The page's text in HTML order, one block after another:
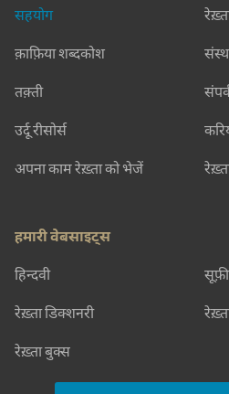
सहयोग
क़ाफ़िया शब्दकोश
तक़्ती
उर्दू रीसोर्स
अपना काम रेख़्ता को भेजें
हमारी वेबसाइट्स
हिन्दवी
रेख़्ता डिक्शनरी
रेख़्ता बुक्स